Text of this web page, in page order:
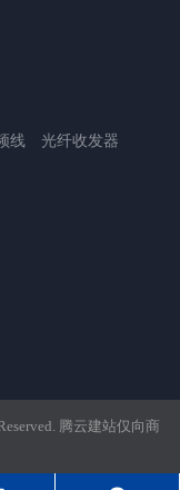
线
光纤收发器
腾云建站仅向商